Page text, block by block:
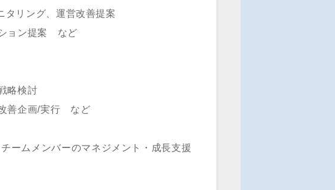
リング、運営改善提案
ョン提案 など
略検討
善企画/実行 など
ームメンバーのマネジメント・成長支援